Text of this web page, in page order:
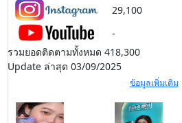
29,100
-
รวมยอดติดตามทั้งหมด 418,300
Update ล่าสุด 03/09/2025
ข้อมูลเพิ่มเติม